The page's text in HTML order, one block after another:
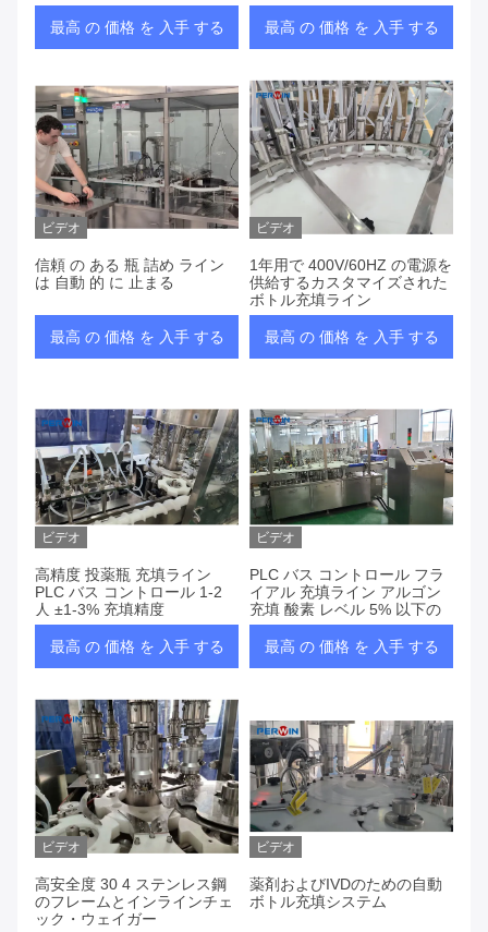
最高 の 価格 を 入手 する 最高 の 価格 を 入手 する
ビデオ
信頼 の ある 瓶 詰め ライン
は 自動 的 に 止まる
最高 の 価格 を 入手 する
ビデオ
1年用で 400V/60HZ の電源を
供給するカスタマイズされた
ボトル充填ライン
最高 の 価格 を 入手 する
ビデオ
高精度 投薬瓶 充填ライン
PLC バス コントロール 1-2
人 ±1-3% 充填精度
最高 の 価格 を 入手 する
ビデオ
PLC バス コントロール フラ
イアル 充填ライン アルゴン
充填 酸素 レベル 5% 以下の
最高 の 価格 を 入手 する
ビデオ
高安全度 30 4 ステンレス鋼
のフレームとインラインチェ
ック・ウェイガー
ビデオ
薬剤およびIVDのための自動
ボトル充填システム